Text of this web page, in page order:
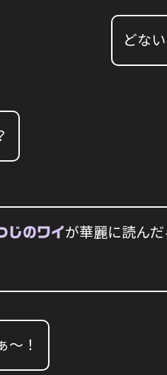
どな
じのワイが華麗に読ん
〜！